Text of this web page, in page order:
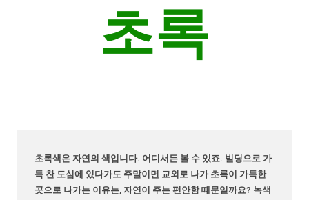
초록
초록색은 자연의 색입니다. 어디서든 볼 수 있죠. 빌딩으로 가
득 찬 도심에 있다가도 주말이면 교외로 나가 초록이 가득한
곳으로 나가는 이유는, 자연이 주는 편안함 때문일까요? 녹색